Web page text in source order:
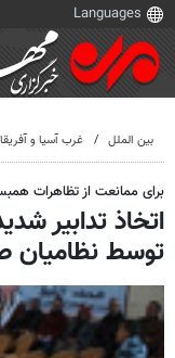
بین الملل غرب آسیا و
برای ممانعت از تظاهرات
اتخاذ تدابیر
توسط